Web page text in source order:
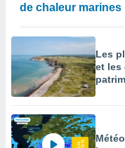
de chaleur marines
Les
et les